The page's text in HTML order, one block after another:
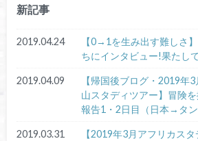
新記事
2019.04.24
【0→1を生み出す難しさ
ちにインタビュー!果たし
2019.04.09
【帰国後ブログ・2019年
山スタディツアー】冒険
報告1・2日目（日本→タ
2019.03.31
【2019年3月アフリカス